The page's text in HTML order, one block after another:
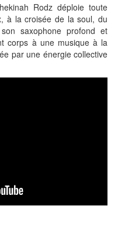
Rodz déploie toute
à la croisée de la soul, du
saxophone profond et
corps à une musique à la
par une énergie collective